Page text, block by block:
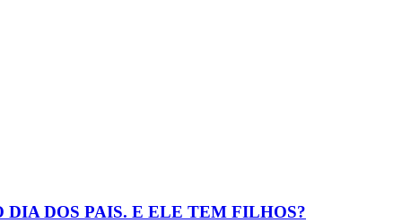
DOS PAIS. E ELE TEM FILHOS?